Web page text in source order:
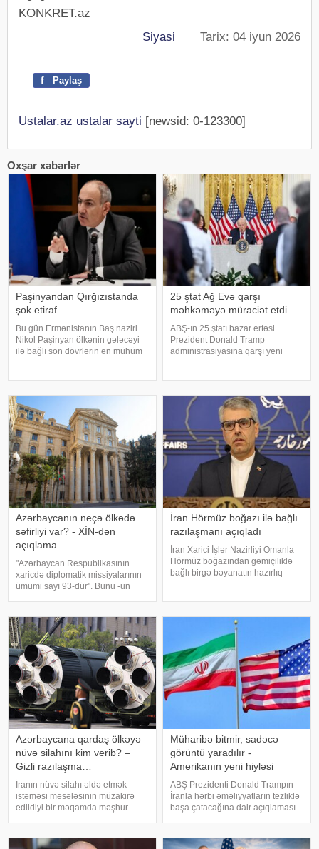
KONKRET.az
Siyasi Tarix: 04 iyun 2026
f Paylaş
Ustalar.az ustalar sayti [newsid: 0-123300]
Oxşar xəbərlər
Paşinyandan Qırğızıstanda
şok etiraf
Bu gün Ermənistanın Baş naziri
Nikol Paşinyan ölkənin gələcəyi
ilə bağlı son dövrlərin ən mühüm
iclasında çıxış edən Baş nazir
birbaş
25 ştat Ağ Evə qarşı
məhkəməyə müraciət etdi
ABŞ-ın 25 ştatı bazar ertəsi
Prezident Donald Tramp
administrasiyasına qarşı yeni
vergilərini əvəzetmək cəhdi
adlandırıblar
Azərbaycanın neçə ölkədə
səfirliyi var? - XİN-dən
açıqlama
"Azərbaycan Respublikasının
xaricdə diplomatik missiyalarının
ümumi sayı 93-dür". Bunu -un
Nazirliyinin mətbuat katibi Ayxan
Hacızadə deyib. . O bildirib ki,
Azərbayca
İran Hörmüz boğazı ilə bağlı
razılaşmanı açıqladı
İran Xarici İşlər Nazirliyi Omanla
Hörmüz boğazından gəmiçiliklə
bağlı birgə bəyanatın hazırlıq
İsmail Baqai iki ölkə arasınd
Azərbaycana qardaş ölkəyə
nüvə silahını kim verib? –
Gizli razılaşma…
İranın nüvə silahı əldə etmək
istəməsi məsələsinin müzakirə
edildiyi bir məqamda məşhur
mərhum kralı Faysal ibn
Müharibə bitmir, sadəcə
görüntü yaradılır -
Amerikanın yeni hiyləsi
ABŞ Prezidenti Donald Trampın
İranla hərbi əməliyyatların tezliklə
başa çatacağına dair açıqlaması
gətirib. Lakin tərəflər arasında